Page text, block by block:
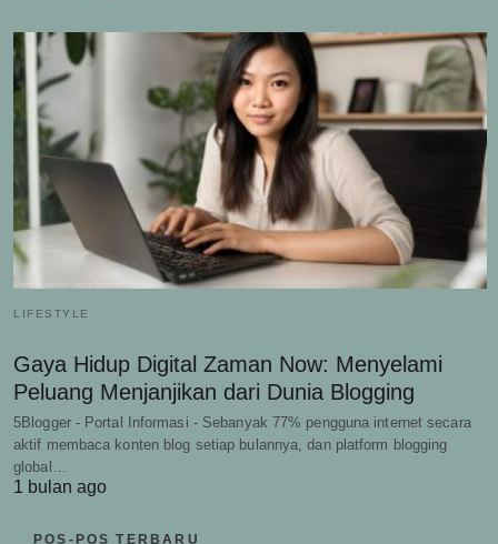
LIFESTYLE
Gaya Hidup Digital Zaman Now: Menyelami
Peluang Menjanjikan dari Dunia Blogging
5Blogger - Portal Informasi - Sebanyak 77% pengguna internet secara
aktif membaca konten blog setiap bulannya, dan platform blogging
global…
1 bulan ago
POS-POS TERBARU